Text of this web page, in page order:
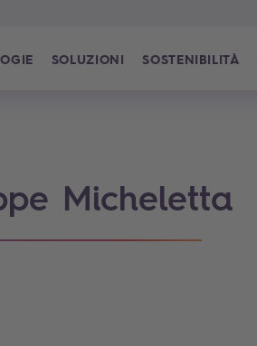
SOLUZIONI SOSTENIBILITÀ
Micheletta